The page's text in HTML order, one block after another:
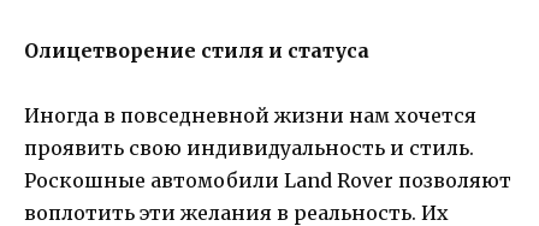
Олицетворение стиля и статуса
Иногда в повседневной жизни нам хочется
проявить свою индивидуальность и стиль.
Роскошные автомобили Land Rover позволяют
воплотить эти желания в реальность. Их